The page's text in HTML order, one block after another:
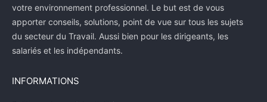
votre environnement professionnel. Le but est de vous
apporter conseils, solutions, point de vue sur tous les sujets
du secteur du Travail. Aussi bien pour les dirigeants, les
salariés et les indépendants.
INFORMATIONS